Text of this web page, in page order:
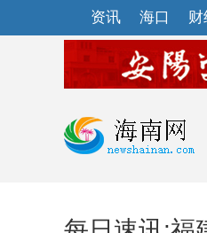
资讯 海口 财